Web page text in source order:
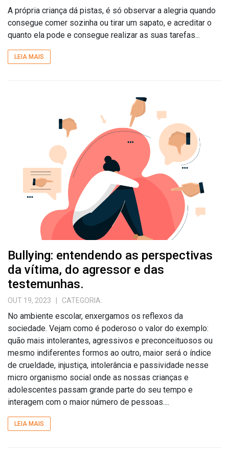
A própria criança dá pistas, é só observar a alegria quando
consegue comer sozinha ou tirar um sapato, e acreditar o
quanto ela pode e consegue realizar as suas tarefas...
LEIA MAIS
Bullying: entendendo as perspectivas
da vítima, do agressor e das
testemunhas.
OUT 19, 2023 | CATEGORIA:
No ambiente escolar, enxergamos os reflexos da
sociedade. Vejam como é poderoso o valor do exemplo:
quão mais intolerantes, agressivos e preconceituosos ou
mesmo indiferentes formos ao outro, maior será o índice
de crueldade, injustiça, intolerância e passividade nesse
micro organismo social onde as nossas crianças e
adolescentes passam grande parte do seu tempo e
interagem com o maior número de pessoas....
LEIA MAIS